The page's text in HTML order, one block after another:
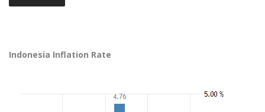
Indonesia Inflation Rate